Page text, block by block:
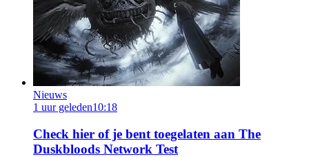
Nieuws
1 uur geleden10:18
Check hier of je bent toegelaten aan The
Duskbloods Network Test